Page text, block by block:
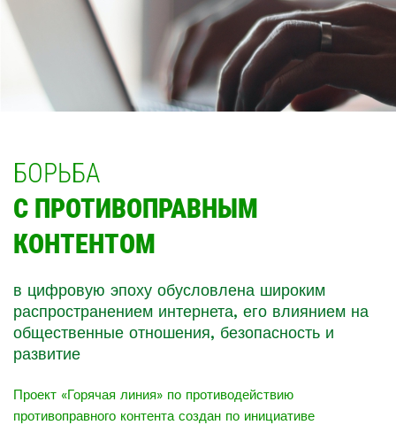
БОРЬБА
С ПРОТИВОПРАВНЫМ
КОНТЕНТОМ
в цифровую эпоху обусловлена широким
распространением интернета, его влиянием на
общественные отношения, безопасность и
развитие
Проект «Горячая линия» по противодействию
противоправного контента создан по инициативе